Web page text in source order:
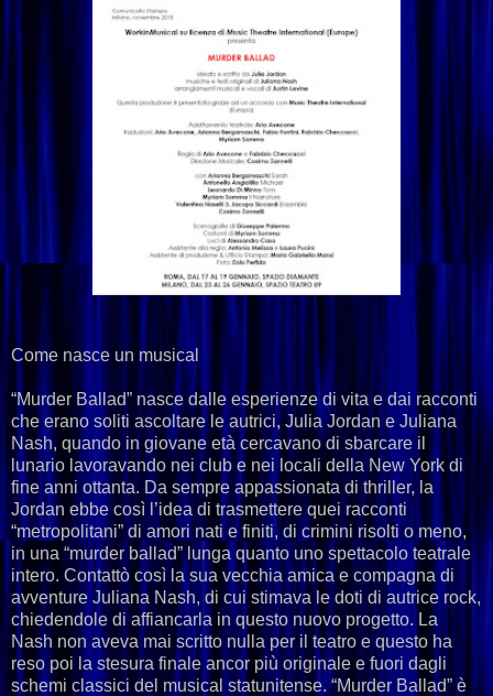
Come nasce un musical
“Murder Ballad” nasce dalle esperienze di vita e dai racconti
che erano soliti ascoltare le autrici, Julia Jordan e Juliana
Nash, quando in giovane età cercavano di sbarcare il
lunario lavoravando nei club e nei locali della New York di
fine anni ottanta. Da sempre appassionata di thriller, la
Jordan ebbe così l’idea di trasmettere quei racconti
“metropolitani” di amori nati e finiti, di crimini risolti o meno,
in una “murder ballad” lunga quanto uno spettacolo teatrale
intero. Contattò così la sua vecchia amica e compagna di
avventure Juliana Nash, di cui stimava le doti di autrice rock,
chiedendole di affiancarla in questo nuovo progetto. La
Nash non aveva mai scritto nulla per il teatro e questo ha
reso poi la stesura finale ancor più originale e fuori dagli
schemi classici del musical statunitense. “Murder Ballad” è